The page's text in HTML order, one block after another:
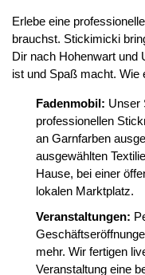
Erlebe eine
brauchst. Stickimicki
Dir nach Hohenwart und
ist und Spaß macht. Wie
Fadenmobil: Unser
professionellen
an Garnfarben
ausgewählten
Hause, bei einer
lokalen Marktplatz.
Veranstaltungen:
mehr. Wir fertigen
Veranstaltung eine